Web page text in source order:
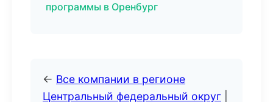
программы в Оренбург
← Все компании в регионе
Центральный федеральный округ